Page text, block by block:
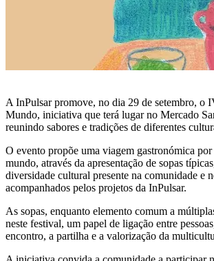
A InPulsar promove, no dia 29 de setembro, o
Mundo, iniciativa que terá lugar no Mercado
reunindo sabores e tradições de diferentes
O evento propõe uma viagem gastronómica
mundo, através da apresentação de sopas
diversidade cultural presente na comunidade e
acompanhados pelos projetos da InPulsar.
As sopas, enquanto elemento comum a
neste festival, um papel de ligação entre
encontro, a partilha e a valorização da